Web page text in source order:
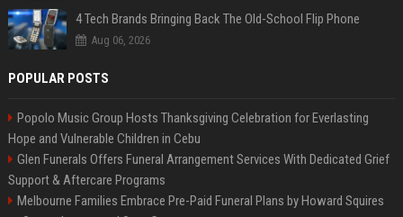
4 Tech Brands Bringing Back The Old-School Flip Phone
Aug 06, 2026
POPULAR POSTS
Popolo Music Group Hosts Thanksgiving Celebration for Everlasting
Hope and Vulnerable Children in Cebu
Glen Funerals Offers Funeral Arrangement Services With Dedicated Grief
Support & Aftercare Programs
Melbourne Families Embrace Pre-Paid Funeral Plans by Howard Squires